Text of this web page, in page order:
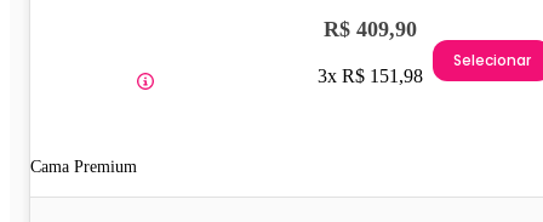
Cama Premium
R$ 409,90
3x R$ 151,98
Selecionar